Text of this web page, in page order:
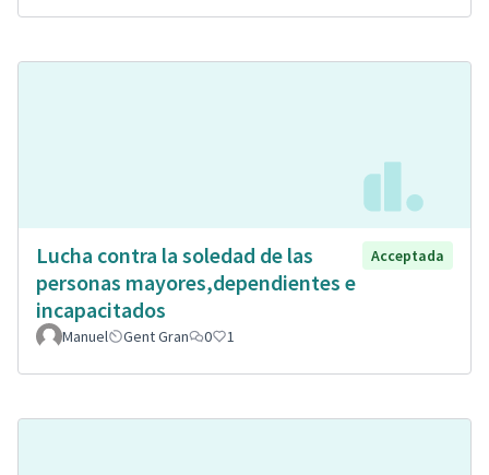
Lucha contra la soledad de las
personas mayores,dependientes e
incapacitados
Acceptada
Manuel Gent Gran 0 1